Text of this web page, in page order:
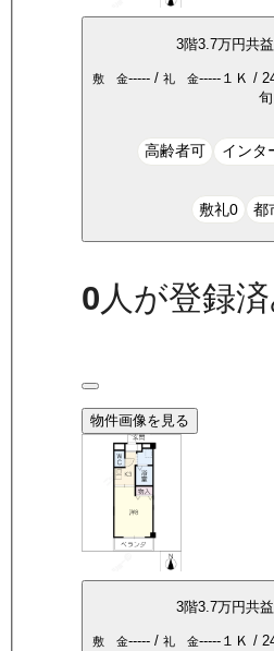
3階3.7万円共
敷 金----- / 礼 金----- １Ｋ /
旬
高齢者可 インタ
敷礼0 都
0 人が登録
物件画像を見る
3階3.7万円共
敷 金----- / 礼 金----- １Ｋ /